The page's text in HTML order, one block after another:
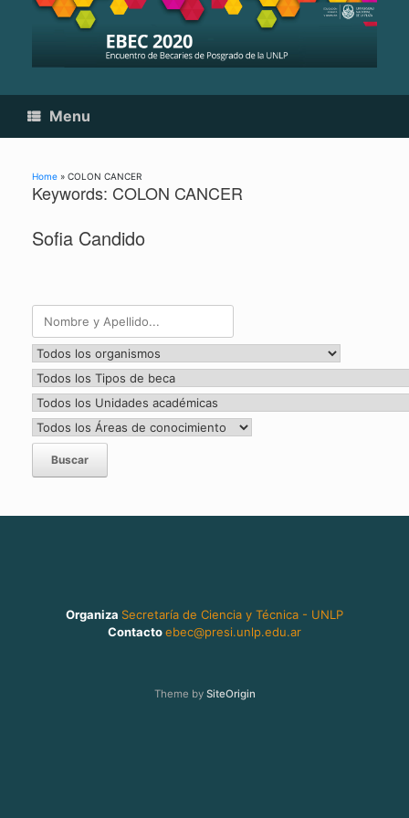
Menu
Home » COLON CANCER
Keywords: COLON CANCER
Sofia Candido
Organiza Secretaría de Ciencia y Técnica - UNLP
Contactoebec@presi.unlp.edu.ar
Theme by SiteOrigin